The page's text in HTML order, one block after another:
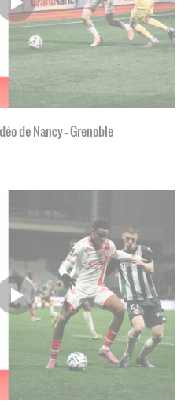
de Nancy - Grenoble